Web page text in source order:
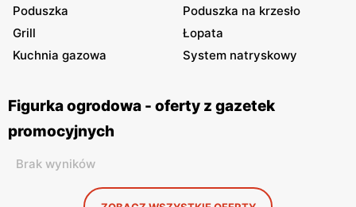
Poduszka
Poduszka na krzesło
Grill
Łopata
Kuchnia gazowa
System natryskowy
Figurka ogrodowa - oferty z gazetek
promocyjnych
Brak wyników